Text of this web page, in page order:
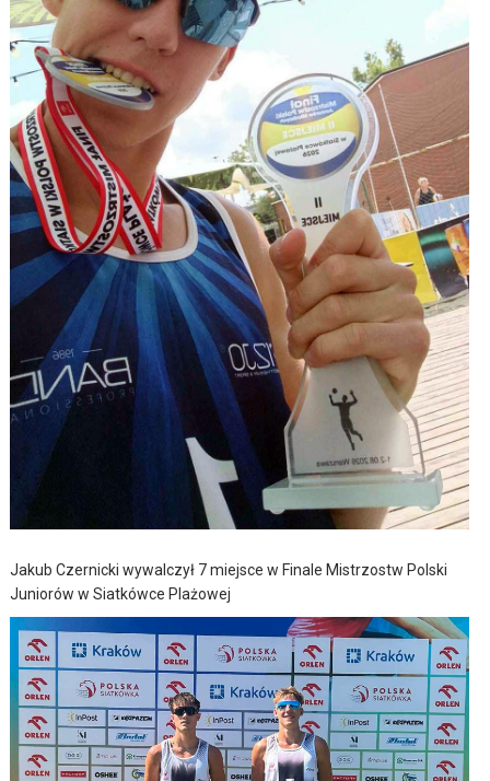
Jakub Czernicki wywalczył 7 miejsce w Finale Mistrzostw Polski
Juniorów w Siatkówce Plażowej